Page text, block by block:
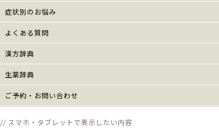
症状別のお悩み
よくある質問
漢方辞典
生薬辞典
ご予約・お問い合わせ
// スマホ・タブレットで表示したい内容